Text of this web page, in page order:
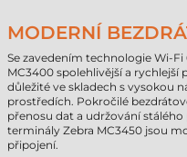
MODERNÍ
Se zavedením technologie Wi-
MC3400 spolehlivější a
důležité ve skladech s vysokou
prostředích. Pokročilé
přenosu dat a udržování
terminály Zebra MC3450 jsou
připojení.